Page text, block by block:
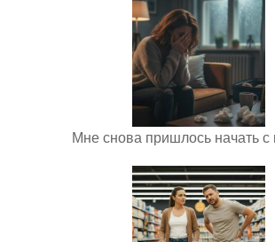
Мне снова пришлось начать